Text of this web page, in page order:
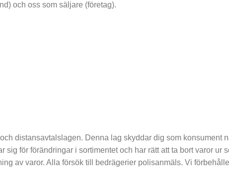
och oss som säljare (företag).
distansavtalslagen. Denna lag skyddar dig som konsument
sig för förändringar i sortimentet och har rätt att ta bort varor ur
av varor. Alla försök till bedrägerier polisanmäls. Vi